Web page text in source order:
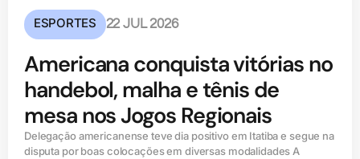
ESPORTES 22 JUL 2026
Americana conquista vitórias no
handebol, malha e tênis de
mesa nos Jogos Regionais
Delegação americanense teve dia positivo em Itatiba e segue na
disputa por boas colocações em diversas modalidades A